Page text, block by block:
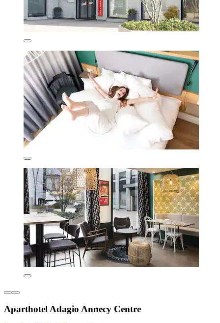
Aparthotel Adagio Annecy Centre